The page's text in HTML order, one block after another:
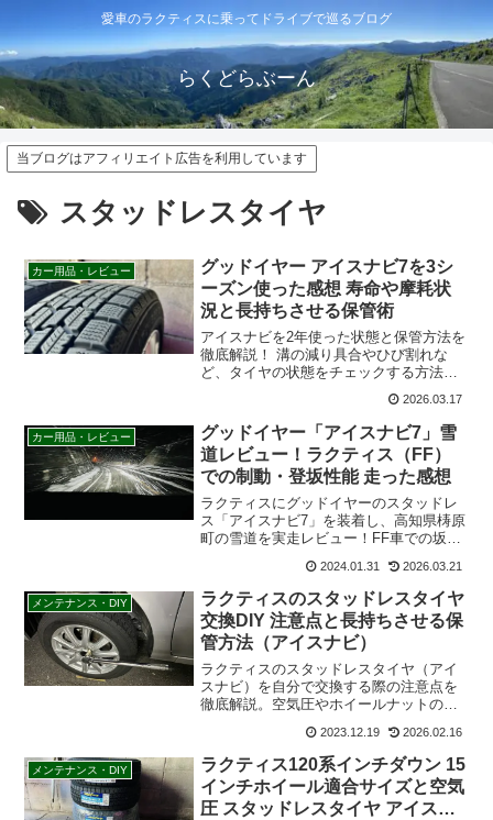
愛車のラクティスに乗ってドライブで巡るブログ
らくどらぶーん
当ブログはアフィリエイト広告を利用しています
スタッドレスタイヤ
カー用品・レビュー
グッドイヤー アイスナビ7を3シ
ーズン使った感想 寿命や摩耗状
況と長持ちさせる保管術
アイスナビを2年使った状態と保管方法を
徹底解説！ 溝の減り具合やひび割れな
ど、タイヤの状態をチェックする方法か
ら、正しい保管方法まで詳しくご紹介し
ます。スタッドレスタイヤを長く安全に
使うための秘訣を公開します。
2026.03.17
カー用品・レビュー
グッドイヤー「アイスナビ7」雪
道レビュー！ラクティス（FF）
での制動・登坂性能 走った感想
ラクティスにグッドイヤーのスタッドレ
ス「アイスナビ7」を装着し、高知県梼原
町の雪道を実走レビュー！FF車での坂道
りやすさを詳しく解説。雪道初心者の不
安を解消する、リアルな走行感想をお届
けします。
2024.01.31 2026.03.21
メンテナンス・DIY
ラクティスのスタッドレスタイヤ
交換DIY 注意点と長持ちさせる保
管方法（アイスナビ）
ラクティスのスタッドレスタイヤ（アイ
スナビ）を自分で交換する際の注意点を
徹底解説。空気圧やホイールナットの締
で安全に作業するためのポイントをまと
めました。タイヤを長持ちさせ、冬のド
ライブを安全に楽しむための必読ガイ
ド。
2023.12.19 2026.02.16
メンテナンス・DIY
ラクティス120系インチダウン 15
インチホイール適合サイズと空気
圧 スタッドレスタイヤ アイスナ